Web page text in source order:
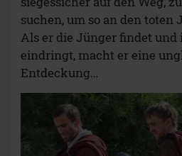
suchen, um so an den toten
Als er die Jünger findet und
eindringt, macht er eine
Entdeckung…